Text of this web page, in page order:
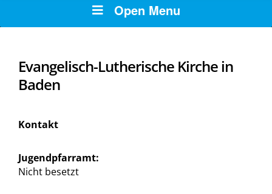
Open Menu
Evangelisch-Lutherische Kirche in
Baden
Kontakt
Jugendpfarramt:
Nicht besetzt